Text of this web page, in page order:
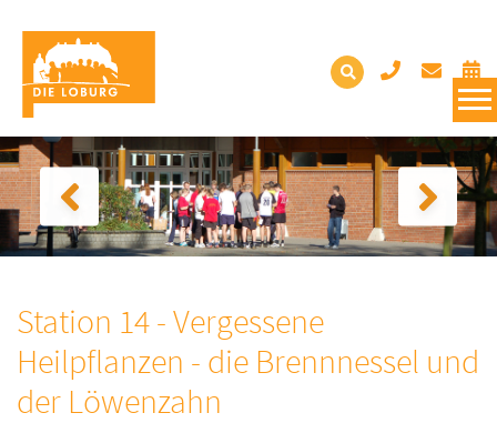
Station 14 - Vergessene
Heilpflanzen - die Brennnessel und
der Löwenzahn